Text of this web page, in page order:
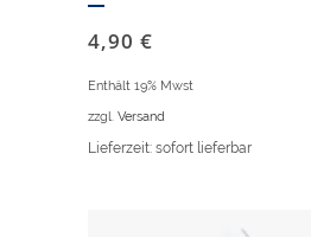
4,90 €
Enthält 19% Mwst
zzgl. Versand
Lieferzeit: sofort lieferbar